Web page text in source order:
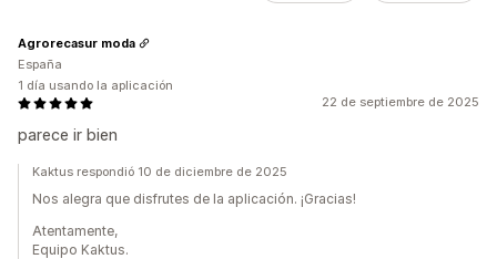
22 de septiembre de 2025
parece ir bien
Agrorecasur moda
España
1 día usando la aplicación
Kaktus respondió 10 de diciembre de 2025
Nos alegra que disfrutes de la aplicación. ¡Gracias!
Atentamente,
Equipo Kaktus.